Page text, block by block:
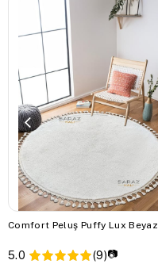
Comfort Peluş Puffy Lux Beyaz
5.0 (9)📷